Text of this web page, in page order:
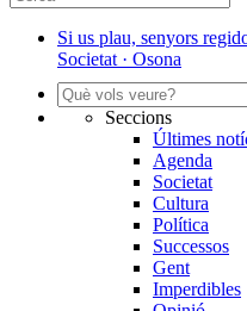
Si us plau, senyors
Societat · Osona
Seccions
Últimes
Agenda
Societat
Cultura
Política
Successos
Gent
Imperdibles